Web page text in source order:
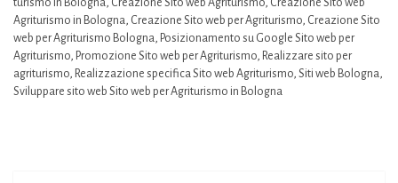
turismo in Bologna, Creazione Sito web Agriturismo, Creazione Sito web
Agriturismo in Bologna, Creazione Sito web per Agriturismo, Creazione Sito
web per Agriturismo Bologna, Posizionamento su Google Sito web per
Agriturismo, Promozione Sito web per Agriturismo, Realizzare sito per
agriturismo, Realizzazione specifica Sito web Agriturismo, Siti web Bologna,
Sviluppare sito web Sito web per Agriturismo in Bologna